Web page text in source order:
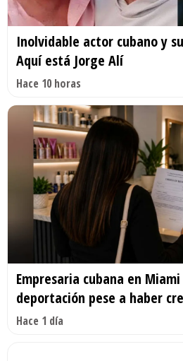
Inolvidable actor cubano y
Aquí está Jorge Alí
Hace 10 horas
Empresaria cubana en
deportación pese a haber
Hace 1 día